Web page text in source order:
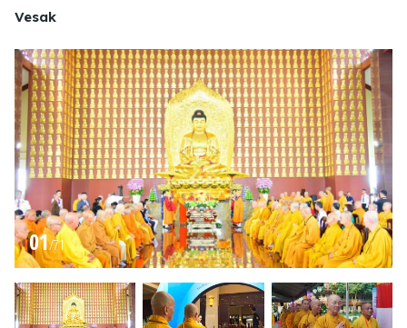
Vesak
01/71